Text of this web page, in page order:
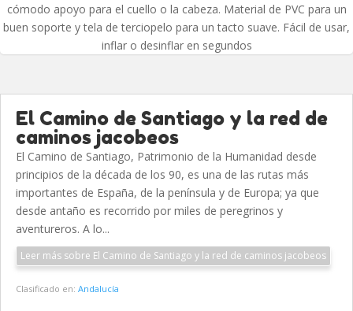
cómodo apoyo para el cuello o la cabeza. Material de PVC para un
buen soporte y tela de terciopelo para un tacto suave. Fácil de usar,
inflar o desinflar en segundos
El Camino de Santiago y la red de
caminos jacobeos
El Camino de Santiago, Patrimonio de la Humanidad desde
principios de la década de los 90, es una de las rutas más
importantes de España, de la península y de Europa; ya que
desde antaño es recorrido por miles de peregrinos y
aventureros. A lo...
Leer más sobre El Camino de Santiago y la red de caminos jacobeos
Clasificado en: Andalucía